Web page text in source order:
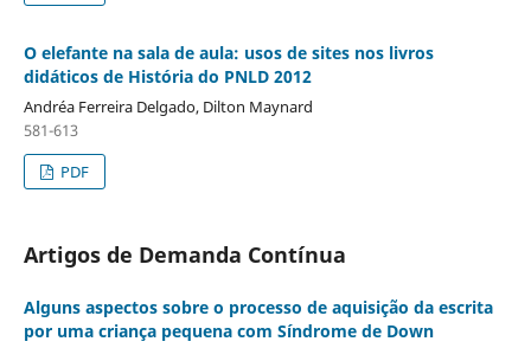
O elefante na sala de aula: usos de sites nos livros
didáticos de História do PNLD 2012
Andréa Ferreira Delgado, Dilton Maynard
581-613
PDF
Artigos de Demanda Contínua
Alguns aspectos sobre o processo de aquisição da escrita
por uma criança pequena com Síndrome de Down